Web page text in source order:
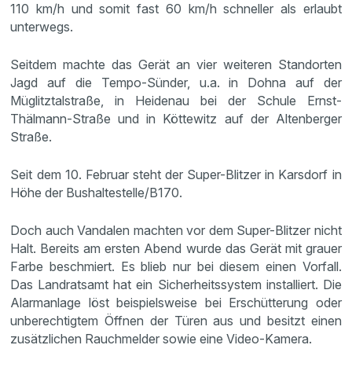
110 km/h und somit fast 60 km/h schneller als erlaubt
unterwegs.
Seitdem machte das Gerät an vier weiteren Standorten
Jagd auf die Tempo-Sünder, u.a. in Dohna auf der
Müglitztalstraße, in Heidenau bei der Schule Ernst-
Thälmann-Straße und in Köttewitz auf der Altenberger
Straße.
Seit dem 10. Februar steht der Super-Blitzer in Karsdorf in
Höhe der Bushaltestelle/B170.
Doch auch Vandalen machten vor dem Super-Blitzer nicht
Halt. Bereits am ersten Abend wurde das Gerät mit grauer
Farbe beschmiert. Es blieb nur bei diesem einen Vorfall.
Das Landratsamt hat ein Sicherheitssystem installiert. Die
Alarmanlage löst beispielsweise bei Erschütterung oder
unberechtigtem Öffnen der Türen aus und besitzt einen
zusätzlichen Rauchmelder sowie eine Video-Kamera.